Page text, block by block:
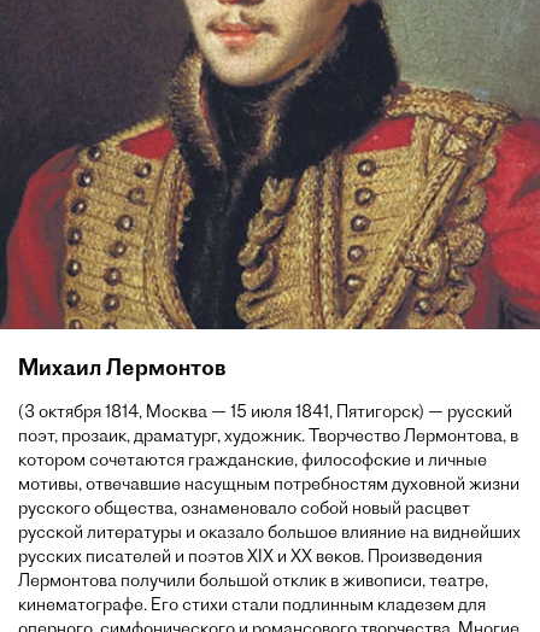
Михаил Лермонтов
(3 октября 1814, Москва — 15 июля 1841, Пятигорск) — русский
поэт, прозаик, драматург, художник. Творчество Лермонтова, в
котором сочетаются гражданские, философские и личные
мотивы, отвечавшие насущным потребностям духовной жизни
русского общества, ознаменовало собой новый расцвет
русской литературы и оказало большое влияние на виднейших
русских писателей и поэтов XIX и XX веков. Произведения
Лермонтова получили большой отклик в живописи, театре,
кинематографе. Его стихи стали подлинным кладезем для